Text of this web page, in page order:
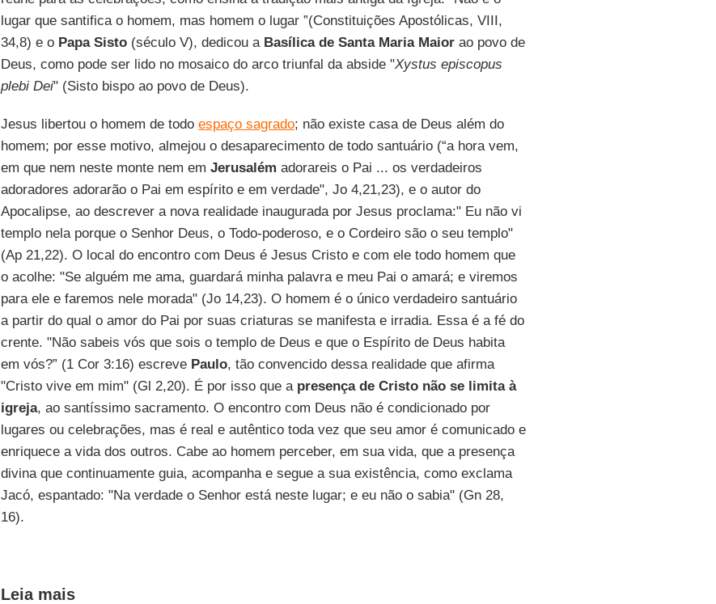
lugar que santifica o homem, mas homem o lugar ”(Constituições Apostólicas, VIII,
34,8) e o Papa Sisto(século V), dedicou a Basílica de Santa Maria Maiorao povo de
Deus, como pode ser lido no mosaico do arco triunfal da abside "Xystus episcopus
plebi Dei" (Sisto bispo ao povo de Deus).
Jesus libertou o homem de todo espaço sagrado; não existe casa de Deus além do
homem; por esse motivo, almejou o desaparecimento de todo santuário (“a hora vem,
em que nem neste monte nem em Jerusalém adorareis o Pai ... os verdadeiros
adoradores adorarão o Pai em espírito e em verdade", Jo 4,21,23), e o autor do
Apocalipse, ao descrever a nova realidade inaugurada por Jesus proclama:" Eu não vi
templo nela porque o Senhor Deus, o Todo-poderoso, e o Cordeiro são o seu templo"
(Ap 21,22). O local do encontro com Deus é Jesus Cristo e com ele todo homem que
o acolhe: "Se alguém me ama, guardará minha palavra e meu Pai o amará; e viremos
para ele e faremos nele morada" (Jo 14,23). O homem é o único verdadeiro santuário
a partir do qual o amor do Pai por suas criaturas se manifesta e irradia. Essa é a fé do
crente. "Não sabeis vós que sois o templo de Deus e que o Espírito de Deus habita
em vós?” (1 Cor 3:16) escreve Paulo, tão convencido dessa realidade que afirma
"Cristo vive em mim" (Gl 2,20). É por isso que a presença de Cristo não se limita à
igreja, ao santíssimo sacramento. O encontro com Deus não é condicionado por
lugares ou celebrações, mas é real e autêntico toda vez que seu amor é comunicado e
enriquece a vida dos outros. Cabe ao homem perceber, em sua vida, que a presença
divina que continuamente guia, acompanha e segue a sua existência, como exclama
Jacó, espantado: "Na verdade o Senhor está neste lugar; e eu não o sabia" (Gn 28,
16).
Leia mais